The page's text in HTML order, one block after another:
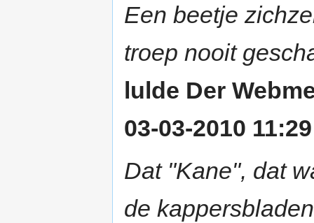
Een beetje
troep nooit
lulde Der
03-03-2010
Dat "Kane", dat
de